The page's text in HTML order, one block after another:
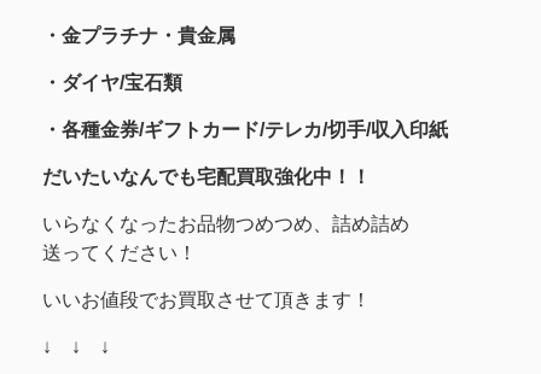
・金プラチナ・貴金属
・ ダイヤ/宝石類
・各種金券/ギフトカード/テレカ/切手/収入印紙
だいたいなんでも宅配買取強化中！！
いらなくなったお品物つめつめ、詰め詰め
送ってください！
いいお値段でお買取させて頂きます！
↓ ↓ ↓